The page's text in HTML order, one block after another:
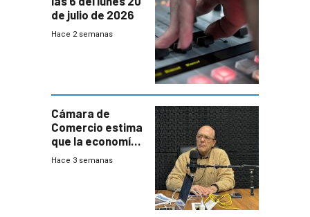
de julio de 2026
Hace 2 semanas
Cámara de
Comercio estima
que la economía
crecerá 1,6%
Hace 3 semanas